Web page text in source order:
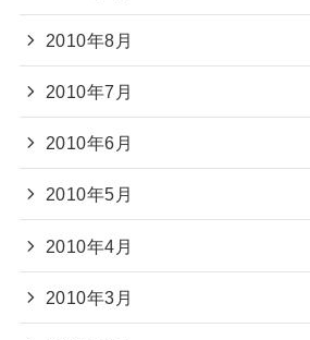
2010年8月
2010年7月
2010年6月
2010年5月
2010年4月
2010年3月